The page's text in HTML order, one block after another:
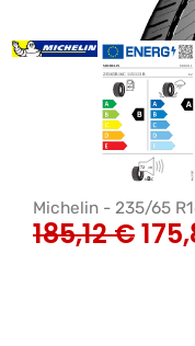
Michelin - 235/65
185,12€